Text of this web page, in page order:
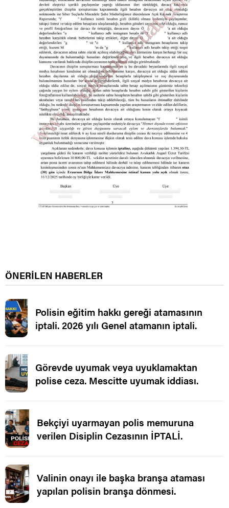
ÖNERİLEN HABERLER
Polisin eğitim hakkı gereği atamasının
iptali. 2026 yılı Genel atamanın iptali.
Görevde uyumak veya uyuklamaktan
polise ceza. Mescitte uyumak iddiası.
Bekçiyi uyarmayan polis memuruna
verilen Disiplin Cezasının İPTALİ.
Valinin onayı ile başka branşa ataması
yapılan polisin branşa dönmesi.